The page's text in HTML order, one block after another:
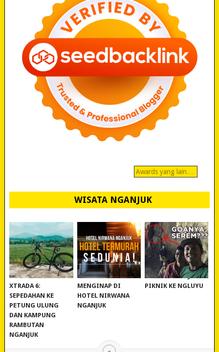
Awards yang lain…
WISATA NGANJUK
REVIEW POLYGON
XTRADA 6:
SEPEDAHAN KE
PETUNG ULUNG
DAN KAMPUNG
RAMBUTAN
NGANJUK
MURAH BANGET!
MENGINAP DI
HOTEL NIRWANA
NGANJUK
WISATA NGANJUK:
PIKNIK KE NGLUYU